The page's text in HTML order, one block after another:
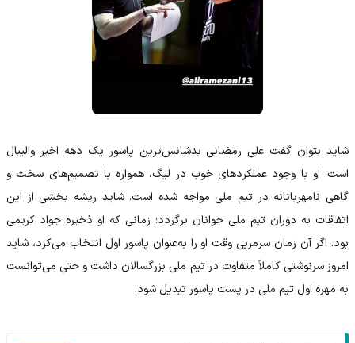
شاید بتوان گفت علی رمضانی بدشانس‌ترین پاسور یک دهه اخیر والیبال
است؛ او با وجود عملکردهای خوب در لیگ، همواره با تصمیم‌های سخت و
گاهی نامهربانانه در تیم ملی مواجه شده است. شاید ریشه بخشی از این
اتفاقات به دوران تیم ملی جوانان برگردد؛ زمانی که او ذخیره جواد کریمی
بود. اگر آن زمان سرمربی وقت او را به‌عنوان پاسور اول انتخاب می‌کرد، شاید
امروز سرنوشتی کاملاً متفاوت در تیم ملی بزرگسالان داشت و حتی می‌توانست
به مهره اول تیم ملی در پست پاسور تبدیل شود.